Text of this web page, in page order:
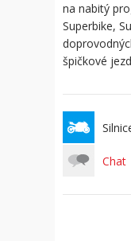
na nabitý
Superbike,
špičkové
Chat